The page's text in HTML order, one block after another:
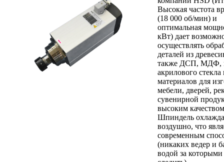
Высокая частота
(18 000 об/мин) и
оптимальная
кВт) дает
осуществлять
деталей из
также ДСП, МДФ,
акрилового
материалов для
мебели, дверей,
сувенирной
высоким
Шпиндель
воздушно, что
современным
(никаких ведер и
водой за